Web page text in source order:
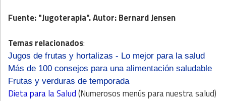
Fuente: "Jugoterapia". Autor: Bernard Jensen
Temas relacionados:
Jugos de frutas y hortalizas - Lo mejor para la salud
Más de 100 consejos para una alimentación saludable
Frutas y verduras de temporada
Dieta para la Salud(Numerosos menús para nuestra salud)